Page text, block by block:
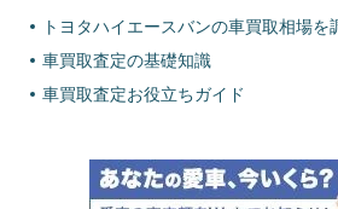
トヨタハイエースバンの車買取相場を
車買取査定の基礎知識
車買取査定お役立ちガイド